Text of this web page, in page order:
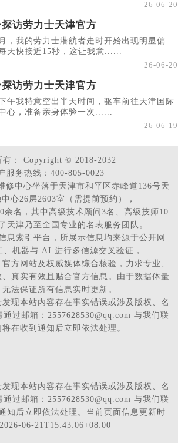
26-06-20
访劳力士天津官方
，我的劳力士潜航者走时开始出现明显偏
天快接近15秒，这让我意......
26-06-20
访劳力士天津官方
午我特意空出半天时间，驱车前往天津国际
心，准备亲身体验一次......
26-06-19
：
Copyright © 2018-2032
服务热线：400-805-0023
修中心坐落于天津市和平区赤峰道136号天
心26层2603室（需提前预约），
余名，其中高级技术顾问3名、高级技师10
天津乃至全国专业的名表服务团队。
息索引平台，所展示信息均来源于公开网
、机器与 AI 进行多信源交叉验证，
方网站及权威媒体综合核验，力求专业、
真实有效且贴合官方信息。由于数据体量
无法保证所有信息实时更新。
现本站内容存在事实错误或涉及版权、名
过邮箱：2557628530@qq.com 与我们联
在收到通知后立即依法处理。
现本站内容存在事实错误或涉及版权、名
过邮箱：2557628530@qq.com 与我们联
知后立即依法处理。当前页面信息更新时
06-21T15:43:06+08:00